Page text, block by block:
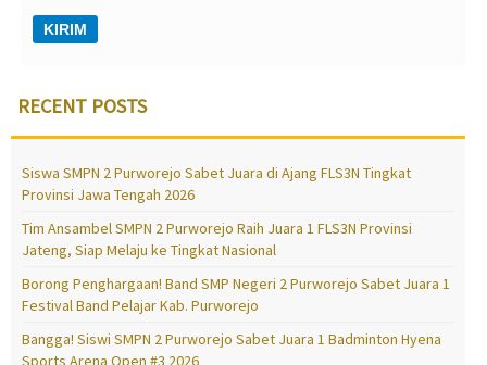
RECENT POSTS
Siswa SMPN 2 Purworejo Sabet Juara di Ajang FLS3N Tingkat
Provinsi Jawa Tengah 2026
Tim Ansambel SMPN 2 Purworejo Raih Juara 1 FLS3N Provinsi
Jateng, Siap Melaju ke Tingkat Nasional
Borong Penghargaan! Band SMP Negeri 2 Purworejo Sabet Juara 1
Festival Band Pelajar Kab. Purworejo
Bangga! Siswi SMPN 2 Purworejo Sabet Juara 1 Badminton Hyena
Sports Arena Open #3 2026